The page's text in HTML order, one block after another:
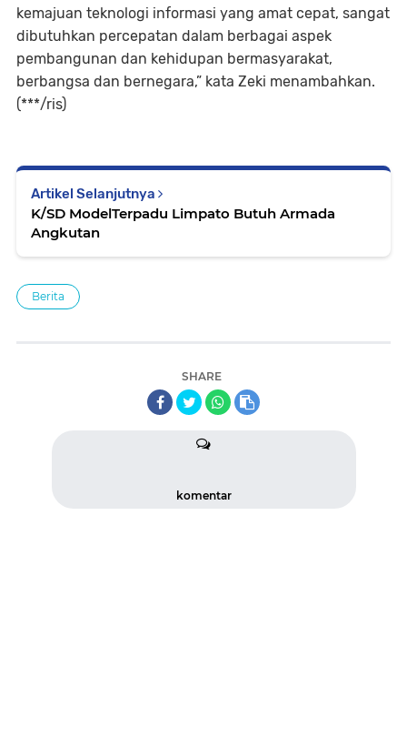
kemajuan teknologi informasi yang amat cepat, sangat
dibutuhkan percepatan dalam berbagai aspek
pembangunan dan kehidupan bermasyarakat,
berbangsa dan bernegara,” kata Zeki menambahkan.
(***/ris)
Artikel Selanjutnya
K/SD ModelTerpadu Limpato Butuh Armada
Angkutan
Berita
SHARE
komentar